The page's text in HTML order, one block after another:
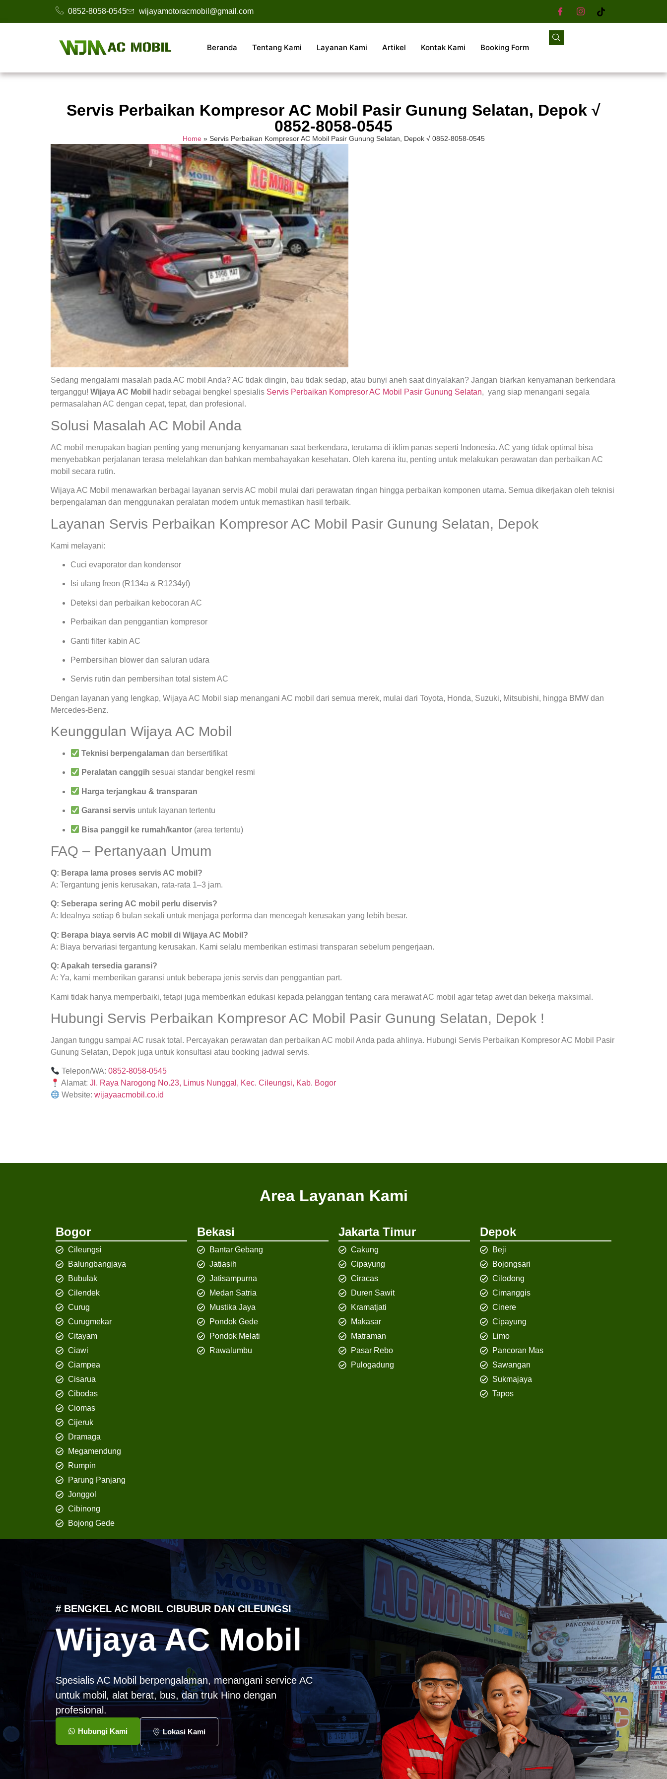
0852-8058-0545 wijayamotoracmobil@gmail.com
Beranda Tentang Kami Layanan Kami Artikel Kontak Kami Booking Form
Servis Perbaikan Kompresor AC Mobil Pasir Gunung Selatan, Depok √
0852-8058-0545
Home» Servis Perbaikan Kompresor AC Mobil Pasir Gunung Selatan, Depok √ 0852-8058-0545
Sedang mengalami masalah pada AC mobil Anda? AC tidak dingin, bau tidak sedap, atau bunyi aneh saat dinyalakan? Jangan biarkan kenyamanan berkendara
terganggu! Wijaya AC Mobil hadir sebagai bengkel spesialis Servis Perbaikan Kompresor AC Mobil Pasir Gunung Selatan, yang siap menangani segala
permasalahan AC dengan cepat, tepat, dan profesional.
Solusi Masalah AC Mobil Anda
AC mobil merupakan bagian penting yang menunjang kenyamanan saat berkendara, terutama di iklim panas seperti Indonesia. AC yang tidak optimal bisa
menyebabkan perjalanan terasa melelahkan dan bahkan membahayakan kesehatan. Oleh karena itu, penting untuk melakukan perawatan dan perbaikan AC
mobil secara rutin.
Wijaya AC Mobil menawarkan berbagai layanan servis AC mobil mulai dari perawatan ringan hingga perbaikan komponen utama. Semua dikerjakan oleh teknisi
berpengalaman dan menggunakan peralatan modern untuk memastikan hasil terbaik.
Layanan Servis Perbaikan Kompresor AC Mobil Pasir Gunung Selatan, Depok
Kami melayani:
Cuci evaporator dan kondensor
Isi ulang freon (R134a & R1234yf)
Deteksi dan perbaikan kebocoran AC
Perbaikan dan penggantian kompresor
Ganti filter kabin AC
Pembersihan blower dan saluran udara
Servis rutin dan pembersihan total sistem AC
Dengan layanan yang lengkap, Wijaya AC Mobil siap menangani AC mobil dari semua merek, mulai dari Toyota, Honda, Suzuki, Mitsubishi, hingga BMW dan
Mercedes-Benz.
Keunggulan Wijaya AC Mobil
Teknisi berpengalaman dan bersertifikat
Peralatan canggih sesuai standar bengkel resmi
Harga terjangkau & transparan
Garansi servis untuk layanan tertentu
Bisa panggil ke rumah/kantor (area tertentu)
FAQ – Pertanyaan Umum
Q: Berapa lama proses servis AC mobil?
A: Tergantung jenis kerusakan, rata-rata 1–3 jam.
Q: Seberapa sering AC mobil perlu diservis?
A: Idealnya setiap 6 bulan sekali untuk menjaga performa dan mencegah kerusakan yang lebih besar.
Q: Berapa biaya servis AC mobil di Wijaya AC Mobil?
A: Biaya bervariasi tergantung kerusakan. Kami selalu memberikan estimasi transparan sebelum pengerjaan.
Q: Apakah tersedia garansi?
A: Ya, kami memberikan garansi untuk beberapa jenis servis dan penggantian part.
Kami tidak hanya memperbaiki, tetapi juga memberikan edukasi kepada pelanggan tentang cara merawat AC mobil agar tetap awet dan bekerja maksimal.
Hubungi Servis Perbaikan Kompresor AC Mobil Pasir Gunung Selatan, Depok !
Jangan tunggu sampai AC rusak total. Percayakan perawatan dan perbaikan AC mobil Anda pada ahlinya. Hubungi Servis Perbaikan Kompresor AC Mobil Pasir
Gunung Selatan, Depok juga untuk konsultasi atau booking jadwal servis.
Telepon/WA:0852-8058-0545
Alamat:Jl. Raya Narogong No.23, Limus Nunggal, Kec. Cileungsi, Kab. Bogor
Website:wijayaacmobil.co.id
Area Layanan Kami
Bogor
Cileungsi
Balungbangjaya
Bubulak
Cilendek
Curug
Curugmekar
Citayam
Ciawi
Ciampea
Cisarua
Cibodas
Ciomas
Cijeruk
Dramaga
Megamendung
Rumpin
Parung Panjang
Jonggol
Cibinong
Bojong Gede
Bekasi
Bantar Gebang
Jatiasih
Jatisampurna
Medan Satria
Mustika Jaya
Pondok Gede
Pondok Melati
Rawalumbu
Jakarta Timur
Cakung
Cipayung
Ciracas
Duren Sawit
Kramatjati
Makasar
Matraman
Pasar Rebo
Pulogadung
Depok
Beji
Bojongsari
Cilodong
Cimanggis
Cinere
Cipayung
Limo
Pancoran Mas
Sawangan
Sukmajaya
Tapos
# BENGKEL AC MOBIL CIBUBUR DAN CILEUNGSI
Wijaya AC Mobil
Spesialis AC Mobil berpengalaman, menangani service AC
untuk mobil, alat berat, bus, dan truk Hino dengan
profesional.
Hubungi Kami Lokasi Kami